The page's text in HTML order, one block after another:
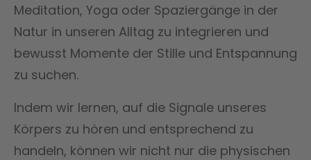
Meditation, Yoga oder Spaziergänge in der
Natur in unseren Alltag zu integrieren und
bewusst Momente der Stille und Entspannung
zu suchen.
Indem wir lernen, auf die Signale unseres
Körpers zu hören und entsprechend zu
handeln, können wir nicht nur die physischen